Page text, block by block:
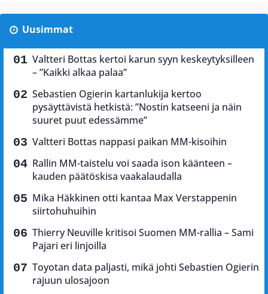
Uusimmat
Valtteri Bottas kertoi karun syyn keskeytyksilleen
– ”Kaikki alkaa palaa”
Sebastien Ogierin kartanlukija kertoo
pysäyttävistä hetkistä: ”Nostin katseeni ja näin
suuret puut edessämme”
Valtteri Bottas nappasi paikan MM-kisoihin
Rallin MM-taistelu voi saada ison käänteen –
kauden päätöskisa vaakalaudalla
Mika Häkkinen otti kantaa Max Verstappenin
siirtohuhuihin
Thierry Neuville kritisoi Suomen MM-rallia – Sami
Pajari eri linjoilla
Toyotan data paljasti, mikä johti Sebastien Ogierin
rajuun ulosajoon